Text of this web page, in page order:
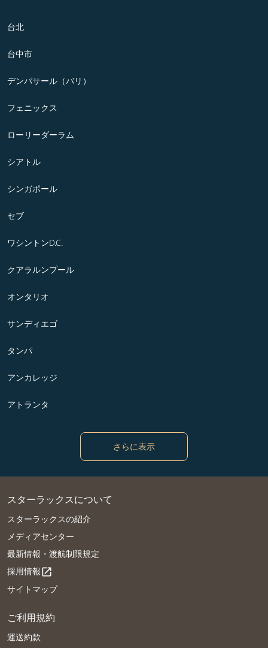
台北
台中市
デンパサール（バリ）
フェニックス
ローリーダーラム
シアトル
シンガポール
セブ
ワシントンD.C.
クアラルンプール
オンタリオ
サンディエゴ
タンパ
アンカレッジ
アトランタ
さらに表示
スターラックスについて
スターラックスの紹介
メディアセンター
最新情報・渡航制限規定
採用情報open_in_new
サイトマップ
ご利用規約
運送約款